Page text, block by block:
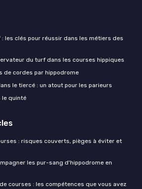
les clés pour réussir dans les métiers des
du turf dans les courses hippiques
de cordes par hippodrome
le tiercé : un atout pour les parieurs
le quinté
: risques couverts, pièges à éviter et
les pur-sang d'hippodrome en
courses : les compétences que vous avez